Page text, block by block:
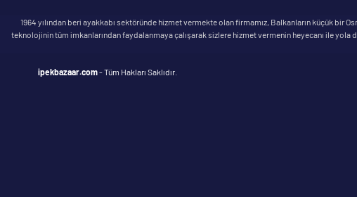
1964 yılından beri ayakkabı sektöründe hizmet vermekte olan firmamız, Balkanların küçük
teknolojinin tüm imkanlarından faydalanmaya çalışarak sizlere hizmet vermenin heyecanı ile
ipekbazaar.com- Tüm Hakları Saklıdır.